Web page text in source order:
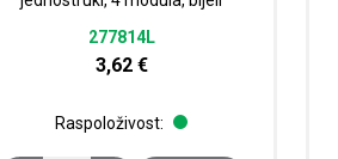
277814L
3,62 €
Raspoloživost: